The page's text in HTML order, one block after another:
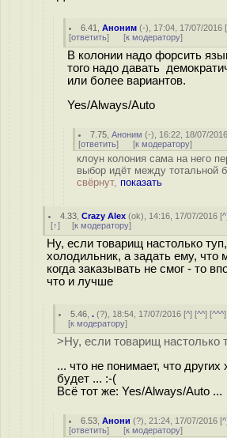
6.41 ,Аноним (-), 17:04, 17/07/2016 [
[ответить] [к модератору]
В колонии надо форсить
того надо давать
или более вариантов.
Yes/Always/Auto
7.75 ,Аноним (-), 16:22, 18/07/
[ответить] [к модератору]
клоун колония сама на него
выбор идёт между тотальной
свёрнут, показать
4.33 ,Crazy Alex (ok), 14:16, 17/07/2016 [^
[↑] [к модератору]
Ну, если товарищ настолько
холодильник, а задать ему, что
когда заказывать не смог - то
что и лучше
5.46 ,. (?), 18:54, 17/07/2016 [^] [^^] [^^^
[к модератору]
>Ну, если товарищ настолько
... что не понимает, что
будет ... :-(
Всё тот же: Yes/Always/Auto ...
6.53 ,Анони (?), 21:24, 17/07/2016 [^
[ответить] [к модератору]